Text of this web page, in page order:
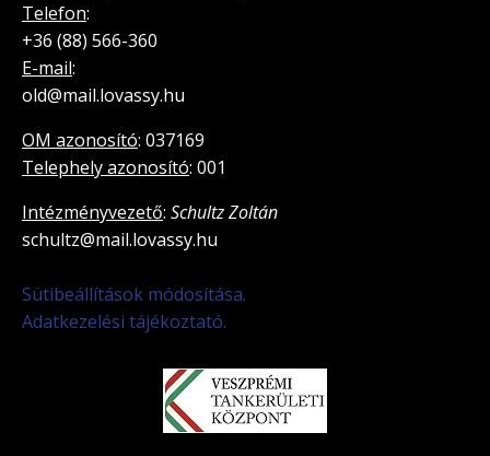
Telefon:
+36 (88) 566-360
E-mail:
old@mail.lovassy.hu
OM azonosító: 037169
Telephely azonosító: 001
Intézményvezető: Schultz Zoltán
schultz@mail.lovassy.hu
Sütibeállítások módosítása.
Adatkezelési tájékoztató.